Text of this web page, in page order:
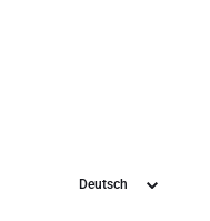
Sprache